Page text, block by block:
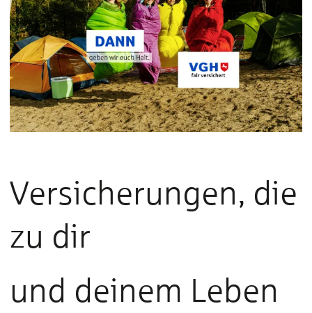
Versicherungen, die
zu dir
und deinem Leben